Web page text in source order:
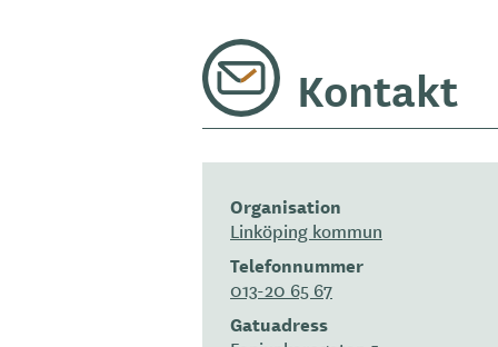
Kontakt
Organisation
Linköping kommun
Telefonnummer
013-20 65 67
Gatuadress